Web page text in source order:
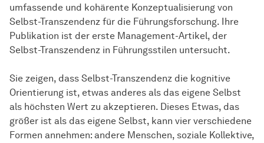
umfassende und kohärente Konzeptualisierung von
Selbst-Transzendenz für die Führungsforschung. Ihre
Publikation ist der erste Management-Artikel, der
Selbst-Transzendenz in Führungsstilen untersucht.
Sie zeigen, dass Selbst-Transzendenz die kognitive
Orientierung ist, etwas anderes als das eigene Selbst
als höchsten Wert zu akzeptieren. Dieses Etwas, das
größer ist als das eigene Selbst, kann vier verschiedene
Formen annehmen: andere Menschen, soziale Kollektive,